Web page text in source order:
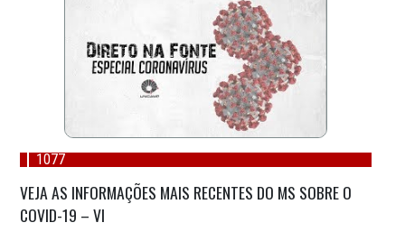
1077
VEJA AS INFORMAÇÕES MAIS RECENTES DO MS SOBRE O
COVID-19 – VI